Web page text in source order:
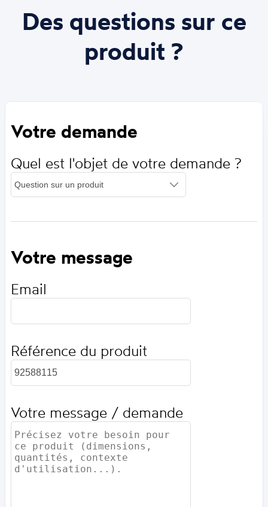
Des questions sur ce
produit ?
Votre demande
Quel est l'objet de votre demande ?
Votre message
Email
Référence du produit
Votre message / demande